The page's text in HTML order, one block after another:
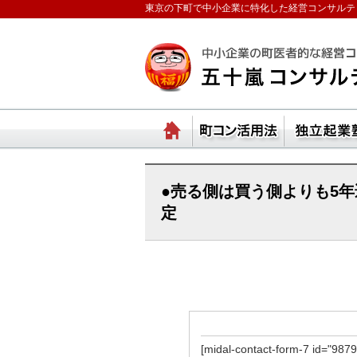
東京の下町で中小企業に特化した経営コンサル
ランチェスターの法則
ホーム 町コ
●売る側は買う側よりも5
定
[midal-contact-form-7